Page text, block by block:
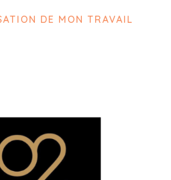
DE MON TRAVAIL